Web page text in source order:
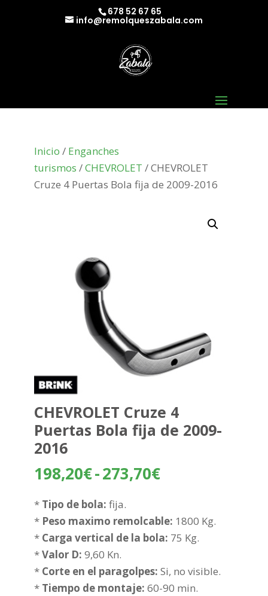
678 52 67 65
info@remolqueszabala.com
Inicio / Enganches
turismos /CHEVROLET / CHEVROLET
Cruze 4 Puertas Bola fija de 2009-2016
CHEVROLET Cruze 4
Puertas Bola fija de 2009-
2016
198,20€-273,70€Rango
desde
198,20€
273,70€
* Tipo de bola: fija.
* Peso maximo remolcable: 1800 Kg.
* Carga vertical de la bola: 75 Kg.
*Valor D: 9,60 Kn.
* Corte en el paragolpes: Si, no visible.
* Tiempo de montaje: 60-90 min.